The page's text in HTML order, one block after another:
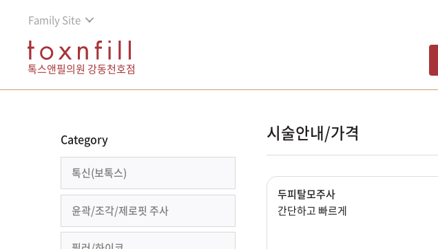
Family Site
톡스앤필의원 강동천호점
Category
톡신(보톡스)
윤곽/조각/제로핏 주사
시술안내/가격
두피탈모주사
간단하고 빠르게